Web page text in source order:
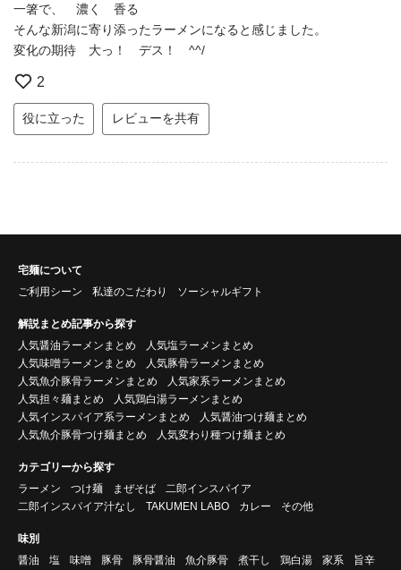
一箸で、 濃く 香る
そんな新潟に寄り添ったラーメンになると感じました。
変化の期待 大っ！ デス！ ^^/
2
役に立った レビューを共有
宅麺について
ご利用シーン
私達のこだわり ソーシャルギフト
解説まとめ記事から探す
人気醤油ラーメンまとめ
人気塩ラーメンまとめ
人気味噌ラーメンまとめ
人気豚骨ラーメンまとめ
人気魚介豚骨ラーメンまとめ
人気家系ラーメンまとめ
人気担々麺まとめ
人気鶏白湯ラーメンまとめ
人気インスパイア系ラーメンまとめ
人気醤油つけ麺まとめ
人気魚介豚骨つけ麺まとめ
人気変わり種つけ麺まとめ
カテゴリーから探す
ラーメン
つけ麺 まぜそば
二郎インスパイア
二郎インスパイア汁なし
TAKUMEN LABO カレー その他
味別
醤油
塩 味噌 豚骨 豚骨醤油 魚介豚骨 煮干し 鶏白湯 家系
旨辛